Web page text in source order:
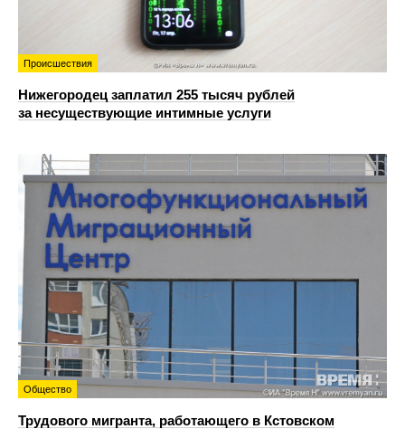
Происшествия
Нижегородец заплатил 255 тысяч рублей
за несуществующие интимные услуги
Общество
Трудового мигранта, работающего в Кстовском